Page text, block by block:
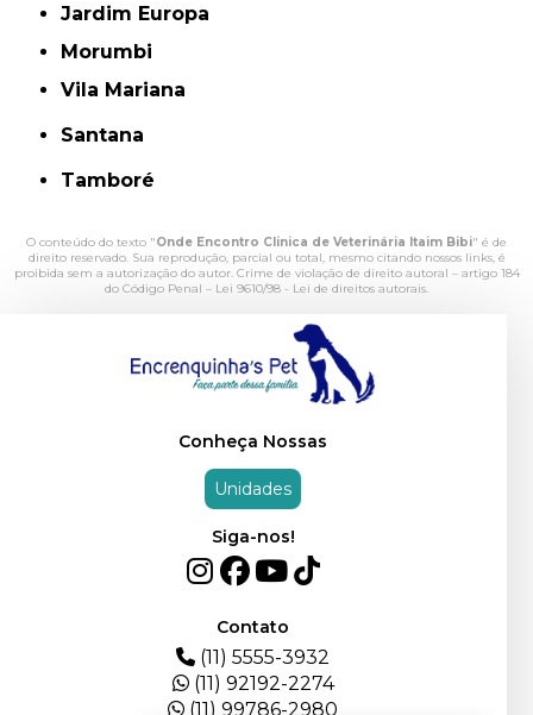
Jardim Europa
Morumbi
Vila Mariana
Santana
Tamboré
O conteúdo do texto "Onde Encontro Clinica de Veterinária Itaim Bibi" é de
direito reservado. Sua reprodução, parcial ou total, mesmo citando nossos links, é
proibida sem a autorização do autor. Crime de violação de direito autoral – artigo 184
do Código Penal – Lei 9610/98 - Lei de direitos autorais.
Conheça Nossas
Unidades
Siga-nos!
Contato
(11) 5555-3932
(11) 92192-2274
(11) 99786-2980